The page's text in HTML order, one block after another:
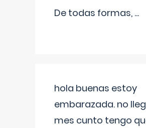
De todas formas, ...
hola buenas estoy
embarazada. no
mes cunto tengo